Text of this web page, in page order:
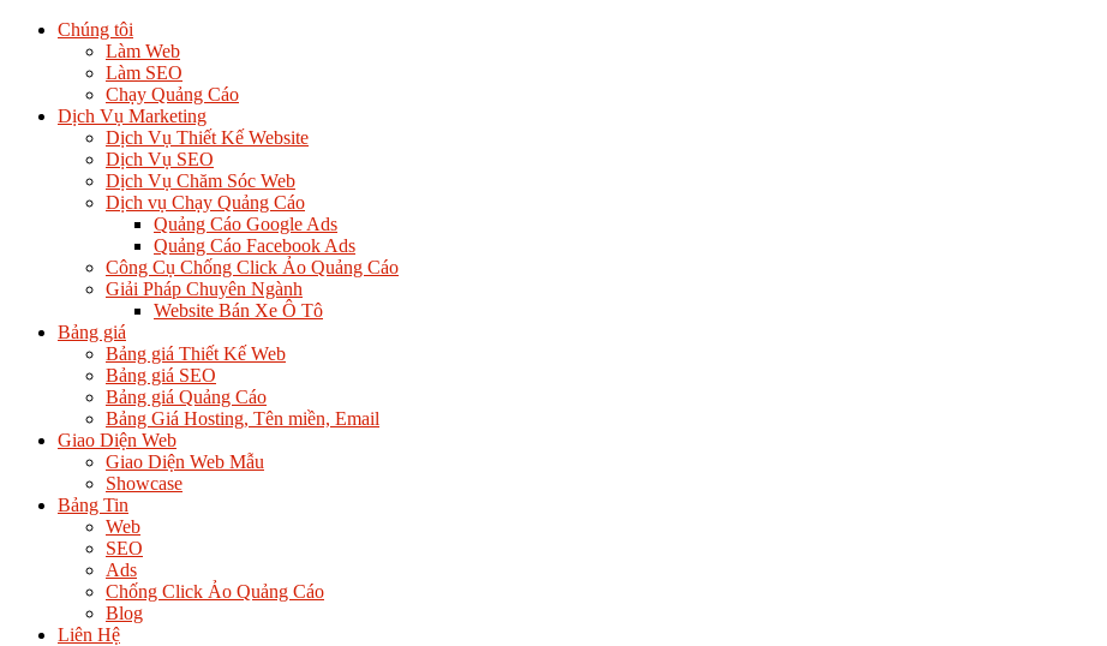
Chúng tôi
Làm Web
Làm SEO
Chạy Quảng Cáo
Dịch Vụ Marketing
Dịch Vụ Thiết Kế Website
Dịch Vụ SEO
Dịch Vụ Chăm Sóc Web
Dịch vụ Chạy Quảng Cáo
Quảng Cáo Google Ads
Quảng Cáo Facebook Ads
Công Cụ Chống Click Ảo Quảng Cáo
Giải Pháp Chuyên Ngành
Website Bán Xe Ô Tô
Bảng giá
Bảng giá Thiết Kế Web
Bảng giá SEO
Bảng giá Quảng Cáo
Bảng Giá Hosting, Tên miền, Email
Giao Diện Web
Giao Diện Web Mẫu
Showcase
Bảng Tin
Web
SEO
Ads
Chống Click Ảo Quảng Cáo
Blog
Liên Hệ